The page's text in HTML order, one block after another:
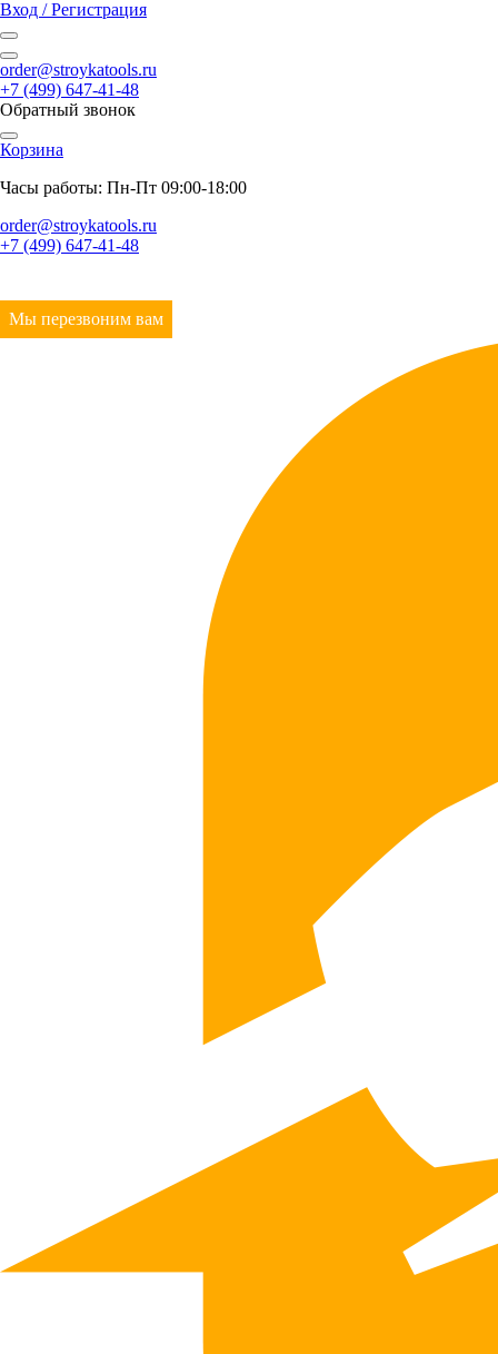
Вход / Регистрация
order@stroykatools.ru
+7 (499) 647-41-48
Обратный звонок
Корзина
Часы работы: Пн-Пт 09:00-18:00
order@stroykatools.ru
+7 (499) 647-41-48
Мы перезвоним вам